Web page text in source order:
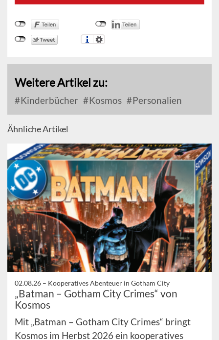
Weitere Artikel zu:
Kinderbücher Kosmos Personalien
Ähnliche Artikel
02.08.26 – Kooperatives Abenteuer in Gotham City
„Batman – Gotham City Crimes“ von
Kosmos
Mit „Batman – Gotham City Crimes“ bringt
Kosmos im Herbst 2026 ein kooperatives